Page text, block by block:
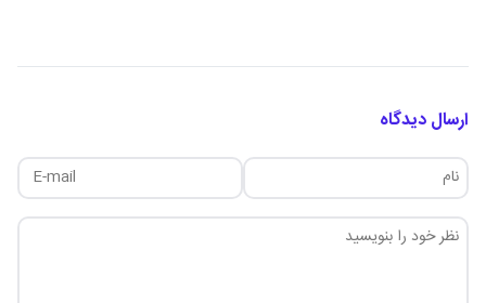
ارسال دیدگاه